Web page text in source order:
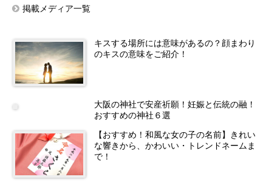
掲載メディア一覧
キスする場所には意味があるの？顔まわり
のキスの意味をご紹介！
大阪の神社で安産祈願！妊娠と伝統の融！
おすすめの神社６選
【おすすめ！和風な女の子の名前】きれい
な響きから、かわいい・トレンドネームま
で！